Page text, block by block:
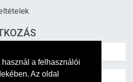
a felhasználói
Az oldal